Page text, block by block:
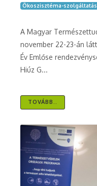
Ökoszisztéma-
A Magyar
november 22-23-án
Év Emlőse
Hiúz G...
TOVÁBB..